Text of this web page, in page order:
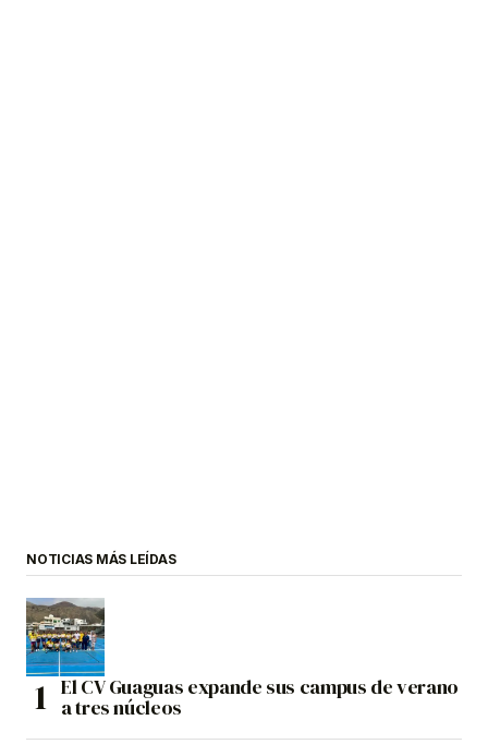
NOTICIAS MÁS LEÍDAS
El CV Guaguas expande sus campus de verano
a tres núcleos